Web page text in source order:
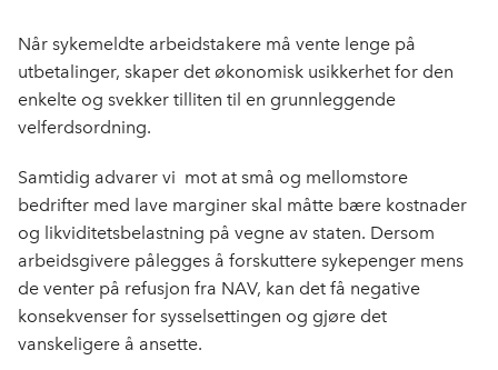
Når sykemeldte arbeidstakere må vente lenge på
utbetalinger, skaper det økonomisk usikkerhet for den
enkelte og svekker tilliten til en grunnleggende
velferdsordning.
Samtidig advarer vi mot at små og mellomstore
bedrifter med lave marginer skal måtte bære kostnader
og likviditetsbelastning på vegne av staten. Dersom
arbeidsgivere pålegges å forskuttere sykepenger mens
de venter på refusjon fra NAV, kan det få negative
konsekvenser for sysselsettingen og gjøre det
vanskeligere å ansette.